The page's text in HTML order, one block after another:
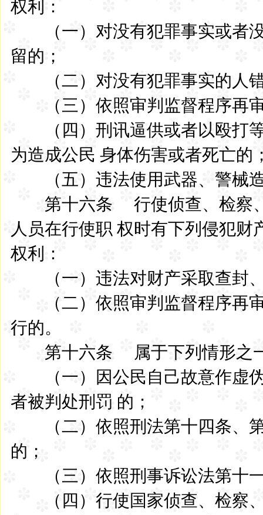
权利：
（一）对没有犯罪事实或者没
留的；
（二）对没有犯罪事实的人
（三）依照审判监督程序再审
（四）刑讯逼供或者以殴打等
为造成公民 身体伤害或者死亡的
（五）违法使用武器、警械造
第十六条 行使侦查、检察、
人员在行使职 权时有下列侵犯
权利：
（一）违法对财产采取查封、
（二）依照审判监督程序再审
行的。
第十六条 属于下列情形之一
（一）因公民自己故意作虚伪
者被判处刑罚 的；
（二）依照刑法第十四条、第
的；
（三）依照刑事诉讼法第十一
（四）行使国家侦查、检察、